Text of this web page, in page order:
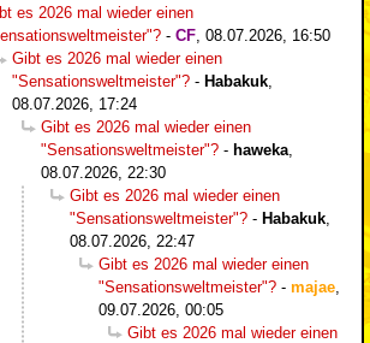
es 2026 mal wieder einen
- CF 08.07.2026, 16:50
Gibt es 2026 mal wieder einen
"Sensationsweltmeister"? - Habakuk
08.07.2026, 17:24
Gibt es 2026 mal wieder einen
"Sensationsweltmeister"? - haweka
08.07.2026, 22:30
Gibt es 2026 mal wieder einen
"Sensationsweltmeister"? - Habakuk
08.07.2026, 22:47
Gibt es 2026 mal wieder einen
"Sensationsweltmeister"? - majae
09.07.2026, 00:05
Gibt es 2026 mal wieder einen